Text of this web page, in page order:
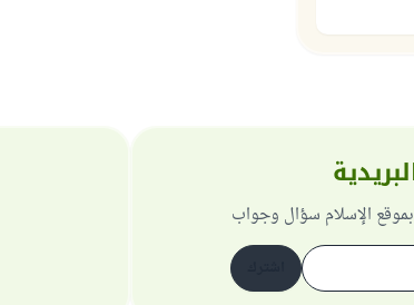
الإسلام سؤال وجواب